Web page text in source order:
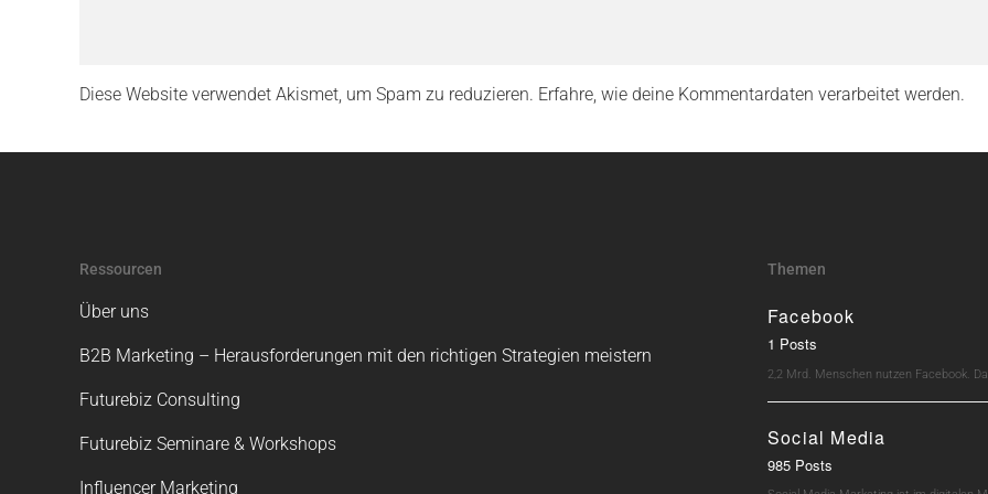
Diese Website verwendet Akismet, um Spam zu reduzieren. Erfahre, wie deine Kommentardaten verarbeitet werden.
Ressourcen
Über uns
B2B Marketing – Herausforderungen mit den richtigen Strategien meistern
Futurebiz Consulting
Futurebiz Seminare & Workshops
Influencer Marketing
Themen
Facebook
1 Posts
2,2 Mrd. Menschen nutzen Facebook.
Social Media
985 Posts